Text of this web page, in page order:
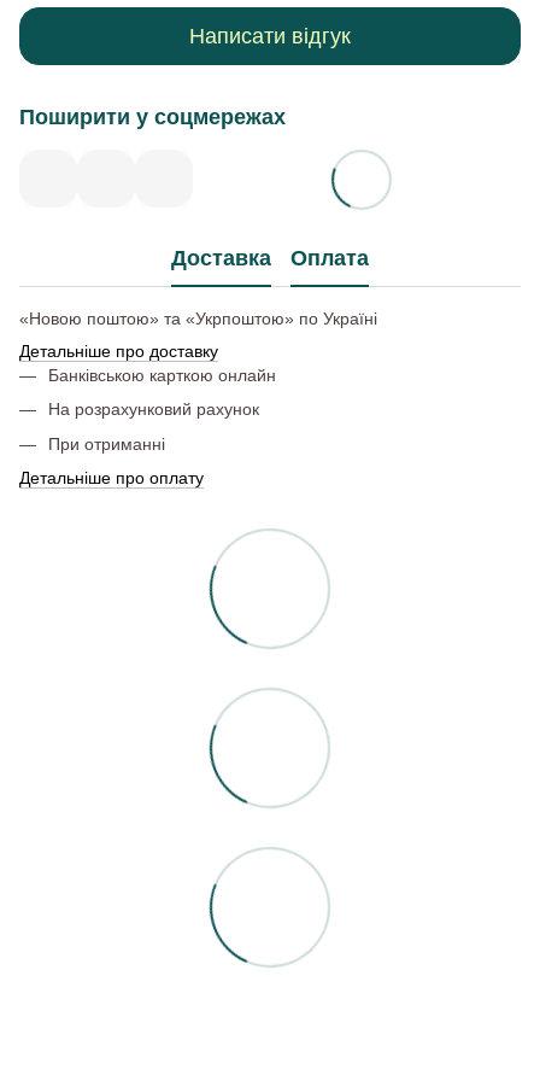
Написати відгук
Поширити у соцмережах
Доставка Оплата
«Новою поштою» та «Укрпоштою» по Україні
Детальніше про доставку
Банківською карткою онлайн
На розрахунковий рахунок
При отриманні
Детальніше про оплату